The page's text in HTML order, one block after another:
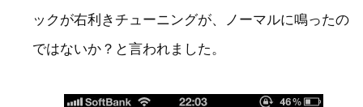
ックが右利きチューニングが、ノーマルに鳴ったの
ではないか？と言われました。